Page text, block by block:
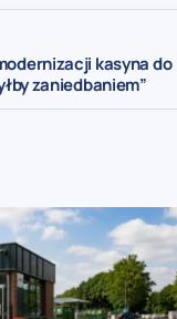
kasyna do
zaniedbaniem”